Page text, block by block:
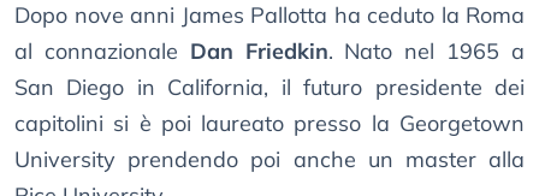
Dopo nove anni James Pallotta ha ceduto la Roma
al connazionale Dan Friedkin. Nato nel 1965 a
San Diego in California, il futuro presidente dei
capitolini si è poi laureato presso la Georgetown
University prendendo poi anche un master alla